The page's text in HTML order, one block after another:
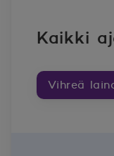
Kaikki
Vihreä